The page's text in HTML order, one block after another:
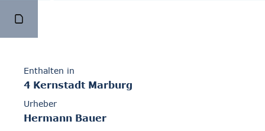
Enthalten in
4 Kernstadt Marburg
Urheber
Hermann Bauer